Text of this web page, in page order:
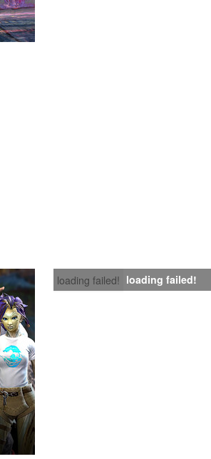
loading failed! loading failed!